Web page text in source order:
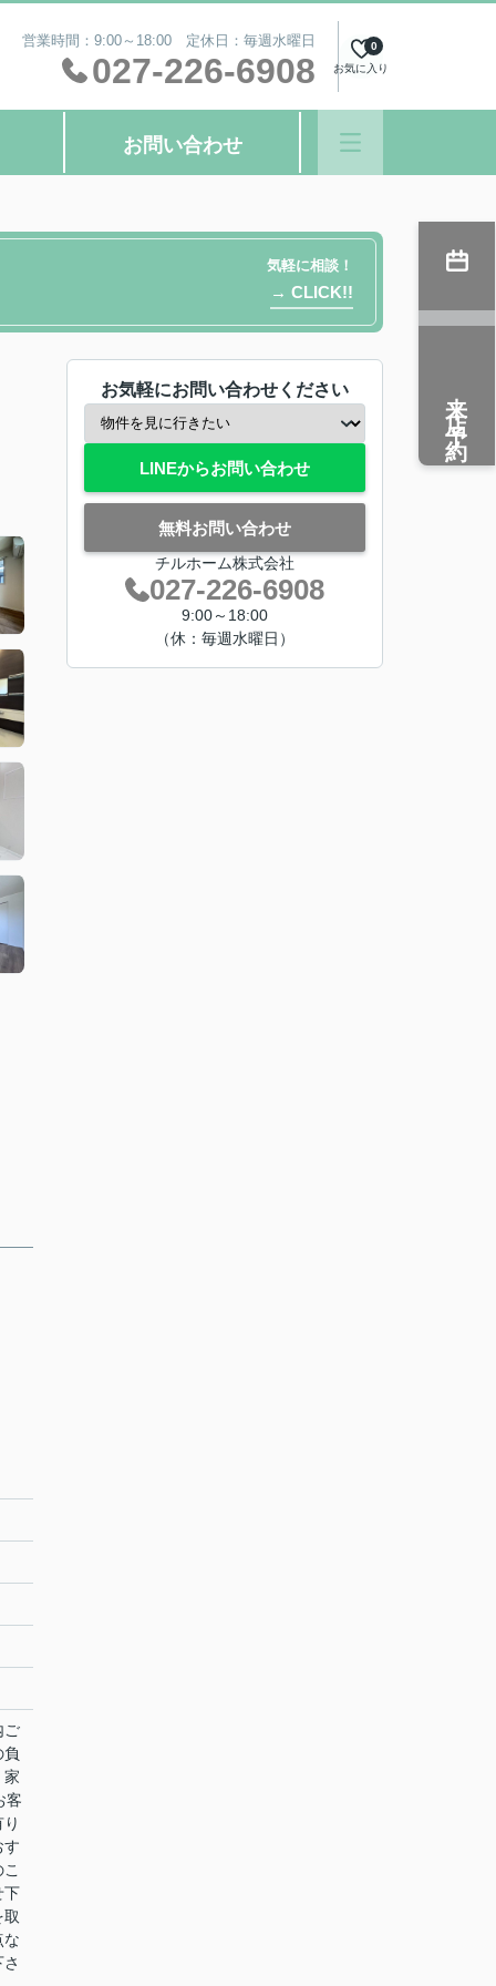
営業時間：9:00～18:00 定休日：毎週水曜日
027-226-6908 お気に入り
0
お問い合わせ
気軽に相談！
→ CLICK!!
ご
家
客
す
下
な
お気軽にお問い合わせください
LINEからお問い合わせ
無料お問い合わせ
チルホーム株式会社
027-226-6908
9:00～18:00
（休：毎週水曜日）
来店予約